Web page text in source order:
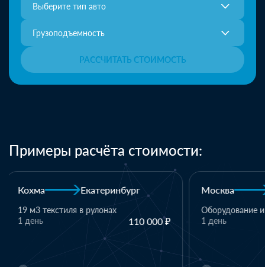
Выберите тип авто
Грузоподъемность
РАССЧИТАТЬ СТОИМОСТЬ
Примеры расчёта стоимости:
Москва Казань
Оборудование и комплектующие
110 000 ₽
1 день
Казань
1 паллет -